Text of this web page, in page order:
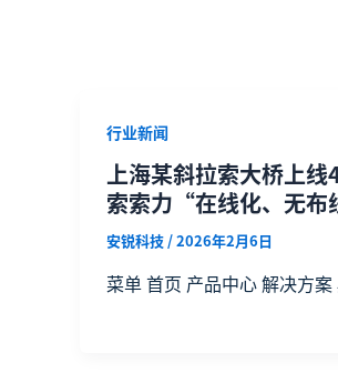
行业新闻
上海某斜拉索大桥上线
索索力“在线化、无布
安锐科技/2026年2月6日
菜单 首页 产品中心 解决方